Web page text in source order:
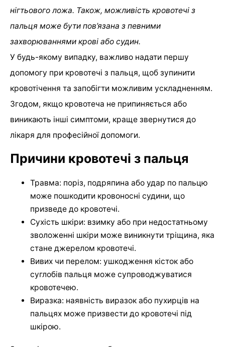
нігтьового ложа. Також, можливість кровотечі з
пальця може бути пов’язана з певними
захворюваннями крові або судин.
У будь-якому випадку, важливо надати першу
допомогу при кровотечі з пальця, щоб зупинити
кровотічення та запобігти можливим ускладненням.
Згодом, якщо кровотеча не припиняється або
виникають інші симптоми, краще звернутися до
лікаря для професійної допомоги.
Причини кровотечі з пальця
Травма: поріз, подряпина або удар по пальцю
може пошкодити кровоносні судини, що
призведе до кровотечі.
Сухість шкіри: взимку або при недостатньому
зволоженні шкіри може виникнути тріщина, яка
стане джерелом кровотечі.
Вивих чи перелом: ушкодження кісток або
суглобів пальця може супроводжуватися
кровотечею.
Виразка: наявність виразок або пухирців на
пальцях може призвести до кровотечі під
шкірою.